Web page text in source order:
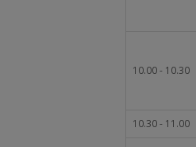
10.00 - 10.30
10.30 - 11.00